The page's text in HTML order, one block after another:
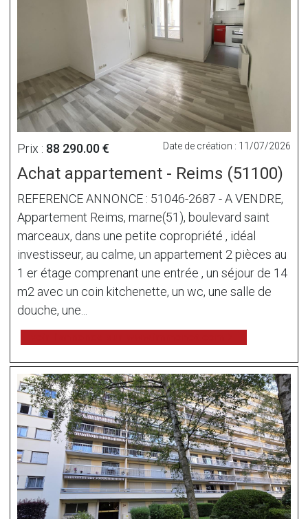
Prix : 88 290.00 € Date de création : 11/07/2026
Achat appartement - Reims (51100)
REFERENCE ANNONCE : 51046-2687 - A VENDRE,
Appartement Reims, marne(51), boulevard saint
marceaux, dans une petite copropriété , idéal
investisseur, au calme, un appartement 2 pièces au
1 er étage comprenant une entrée , un séjour de 14
m2 avec un coin kitchenette, un wc, une salle de
douche, une...